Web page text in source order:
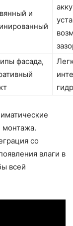
и
фасада,
монтажа.
со
влаги в
всей